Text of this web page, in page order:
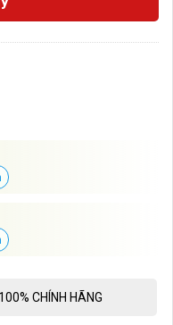
CHÍNH HÃNG